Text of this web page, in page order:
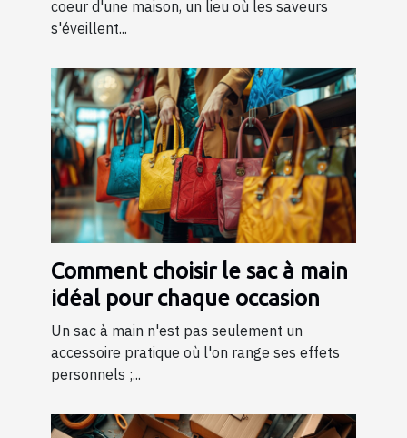
coeur d'une maison, un lieu où les saveurs
s'éveillent...
Comment choisir le sac à main
idéal pour chaque occasion
Un sac à main n'est pas seulement un
accessoire pratique où l'on range ses effets
personnels ;...